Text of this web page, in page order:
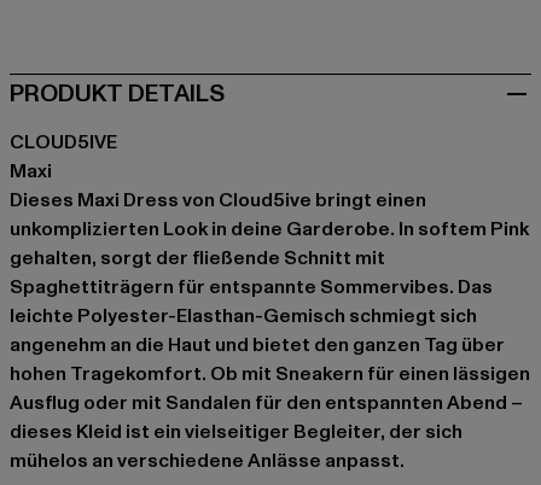
PRODUKT DETAILS
CLOUD5IVE
Maxi
Dieses Maxi Dress von Cloud5ive bringt einen
unkomplizierten Look in deine Garderobe. In softem Pink
gehalten, sorgt der fließende Schnitt mit
Spaghettiträgern für entspannte Sommervibes. Das
leichte Polyester-Elasthan-Gemisch schmiegt sich
angenehm an die Haut und bietet den ganzen Tag über
hohen Tragekomfort. Ob mit Sneakern für einen lässigen
Ausflug oder mit Sandalen für den entspannten Abend –
dieses Kleid ist ein vielseitiger Begleiter, der sich
mühelos an verschiedene Anlässe anpasst.